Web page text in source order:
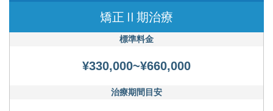
矯正Ⅱ期治療
標準料金
¥330,000~¥660,000
治療期間目安